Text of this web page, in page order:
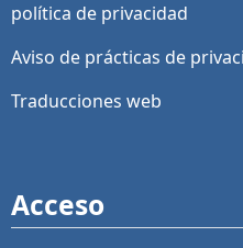
política de privacidad
Aviso de prácticas de
Traducciones web
Acceso